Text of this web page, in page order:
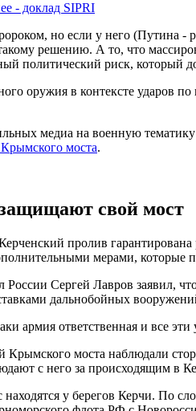
- доклад SIPRI
но если у него (Путина -
решению. А то, что
политический риск, который
оружия в контексте ударов
медиа на военную
моста.
свой мост
Керченский пролив
мерами, которые
Сергей Лавров заявил,
дальнобойных
армия ответственная и все
Крымского моста наблюдали
с него за происходящим в
у берегов Керчи. По